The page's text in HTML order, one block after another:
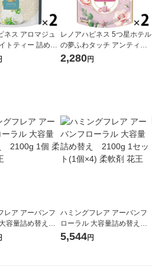
ネス アロマジュ
トティー 詰め替
超特大 1セット
香り付け専用剤 P
レノアハピネス 5つ星ホテル
の夢ふわタッチ アンティー
クローズの香り 詰め替え 超
特大 1285mL 1セット（1個
2,280円
レア アーバンフ
容量詰め替え 2
軟剤 花王
ハミングフレア アーバンフ
ローラル 大容量詰め替え 2
100g 1セット(1個×4) 柔軟剤
花王
5,544円